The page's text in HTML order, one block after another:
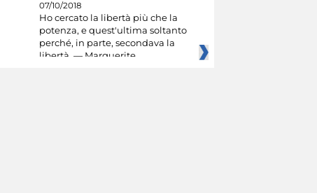
07/10/2018
Ho cercato la libertà più che la
potenza, e quest'ultima soltanto
perché, in parte, secondava la
libertà. — Marguerite